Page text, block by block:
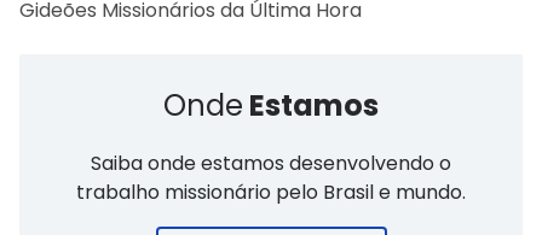
Gideões Missionários da Última Hora
Onde Estamos
Saiba onde estamos desenvolvendo o
trabalho missionário pelo Brasil e mundo.